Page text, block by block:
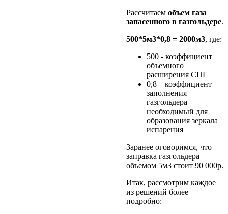
Рассчитаем объем газа
запасенного в газгольдере.
500*5м3*0,8 = 2000м3, где:
500 - коэффициент
объемного
расширения СПГ
0,8 – коэффициент
заполнения
газгольдера
необходимый для
образования зеркала
испарения
Заранее оговоримся, что
заправка газгольдера
объемом 5м3 стоит 90 000р.
Итак, рассмотрим каждое
из решений более
подробно: